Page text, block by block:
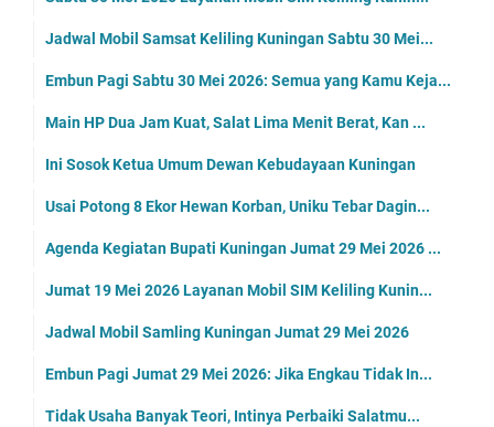
Jadwal Mobil Samsat Keliling Kuningan Sabtu 30 Mei...
Embun Pagi Sabtu 30 Mei 2026: Semua yang Kamu Keja...
Main HP Dua Jam Kuat, Salat Lima Menit Berat, Kan ...
Ini Sosok Ketua Umum Dewan Kebudayaan Kuningan
Usai Potong 8 Ekor Hewan Korban, Uniku Tebar Dagin...
Agenda Kegiatan Bupati Kuningan Jumat 29 Mei 2026 ...
Jumat 19 Mei 2026 Layanan Mobil SIM Keliling Kunin...
Jadwal Mobil Samling Kuningan Jumat 29 Mei 2026
Embun Pagi Jumat 29 Mei 2026: Jika Engkau Tidak In...
Tidak Usaha Banyak Teori, Intinya Perbaiki Salatmu...